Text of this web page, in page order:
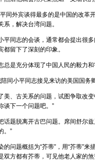
外宾谈得最多的是中国的改革
，解决台湾问题。
同志的会谈，通常都会提出很多
留下了深刻的印象。
是充分体现了中国人民的毅力和
小平同志接见来访的美国国务
、古关系的问题，试图争取改变
谈下一个问题吧。”
题脱离开古巴问题。席间舒尔兹
。”
题概括为“芥蒂”，用“芥蒂”来
双方都有芥蒂，可见他老人家的